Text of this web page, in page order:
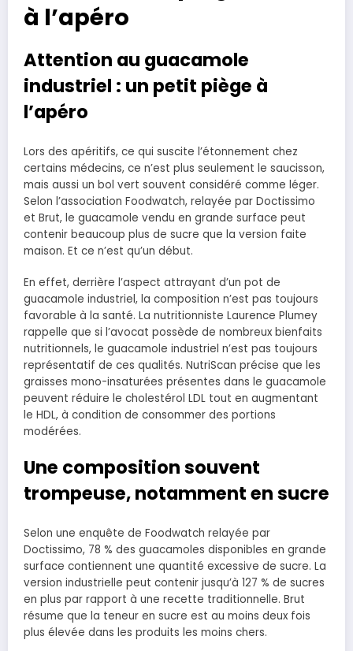
à l’apéro
Attention au guacamole
industriel : un petit piège à
l’apéro
Lors des apéritifs, ce qui suscite l’étonnement chez
certains médecins, ce n’est plus seulement le saucisson,
mais aussi un bol vert souvent considéré comme léger.
Selon l’association Foodwatch, relayée par Doctissimo
et Brut, le guacamole vendu en grande surface peut
contenir beaucoup plus de sucre que la version faite
maison. Et ce n’est qu’un début.
En effet, derrière l’aspect attrayant d’un pot de
guacamole industriel, la composition n’est pas toujours
favorable à la santé. La nutritionniste Laurence Plumey
rappelle que si l’avocat possède de nombreux bienfaits
nutritionnels, le guacamole industriel n’est pas toujours
représentatif de ces qualités. NutriScan précise que les
graisses mono-insaturées présentes dans le guacamole
peuvent réduire le cholestérol LDL tout en augmentant
le HDL, à condition de consommer des portions
modérées.
Une composition souvent
trompeuse, notamment en sucre
Selon une enquête de Foodwatch relayée par
Doctissimo, 78 % des guacamoles disponibles en grande
surface contiennent une quantité excessive de sucre. La
version industrielle peut contenir jusqu’à 127 % de sucres
en plus par rapport à une recette traditionnelle. Brut
résume que la teneur en sucre est au moins deux fois
plus élevée dans les produits les moins chers.